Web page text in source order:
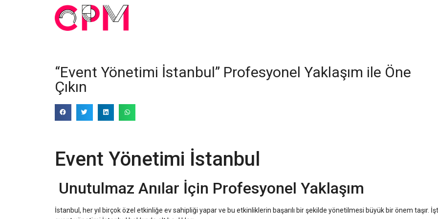
“Event Yönetimi İstanbul” Profesyonel Yaklaşım ile Öne
Çıkın
Event Yönetimi İstanbul
Unutulmaz Anılar İçin Profesyonel Yaklaşım
İstanbul, her yıl birçok özel etkinliğe ev sahipliği yapar ve bu etkinliklerin başarılı bir şekilde yönetilmesi büyük bir önem taşır.